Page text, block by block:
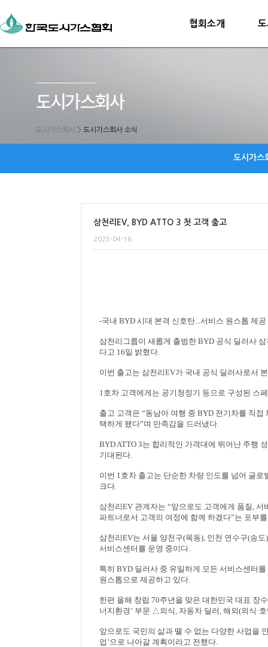
협회소개
도시가스회사 > 도시가스회사 소식
도시가스
삼천리EV, BYD ATTO 3 첫 고객 출고
2025-04-16
-국내 BYD 시대 본격 신호탄...서비스 원스톱 제공
삼천리그룹이 새롭게 출범한 BYD 공식 딜러사
다고 16일 밝혔다.
이번 출고는 삼천리EV가 국내 공식 딜러사로서
1호차 고객에게는 공기청정기 등으로 구성된 스
출고 고객은 “동남아 여행 중 BYD 전기차를 직접
택하게 됐다”며 만족감을 드러냈다.
BYD ATTO 3는 합리적인 가격대에 뛰어난 주행
기대된다.
이번 1호차 출고는 단순한 차량 인도를 넘어 글
크다.
삼천리EV 관계자는 “앞으로도 고객에게 품질, 서
파트너로서 고객의 여정에 함께 하겠다”는 포부
삼천리EV는 서울 양천구(목동), 인천 연수구(송도
서비스센터를 운영 중이다.
특히 BYD 딜러사 중 유일하게 모든 서비스센터
원스톱으로 제공하고 있다.
한편 올해 창립 70주년을 맞은 대한민국 대표 장
너지환경 ’ 부문 △외식, 자동차 딜러, 해외(외식 ·
앞으로도 국민의 삶과 뗄 수 없는 다양한 사업을
업 ’으로 나아갈 계획이라고 전했다.